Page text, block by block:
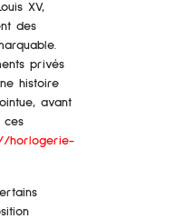
XV,
des
privés
histoire
avant
ces
horlogerie-